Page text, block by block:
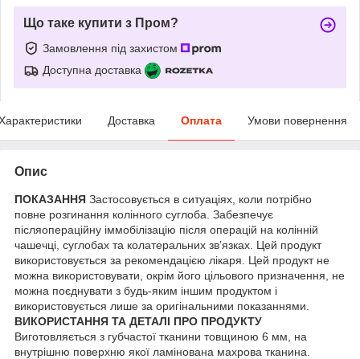
Що таке купити з Пром?
Замовлення під захистом
Доступна доставка
Доставка Оплата Умови повернення
Опис
ПОКАЗАННЯ Застосовується в ситуаціях, коли потрібно
повне розгинання колінного суглоба. Забезпечує
післяопераційну іммобілізацію після операцій на колінній
чашечці, суглобах та колатеральних зв’язках. Цей продукт
використовується за рекомендацією лікаря. Цей продукт не
можна використовувати, окрім його цільового призначення, не
можна поєднувати з будь-яким іншим продуктом і
використовується лише за оригінальними показаннями.
ВИКОРИСТАННЯ ТА ДЕТАЛІ ПРО ПРОДУКТУ
Виготовляється з губчастої тканини товщиною 6 мм, на
внутрішню поверхню якої ламінована махрова тканина.